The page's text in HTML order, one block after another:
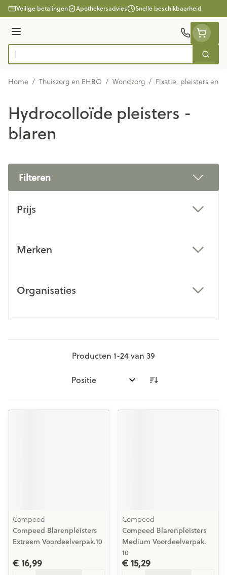
Ga naar de inhoud
Veilige betalingen Apothekersadvies Snelle beschikbaarheid
Menu
Product, merk, categorie...
Zoek
Home / Thuiszorg en EHBO / Wondzorg / Fixatie, pleisters en
Hydrocolloïde pleisters -
blaren
Filteren
Prijs
Merken
Organisaties
Producten 1-24van 39
Sorteer op:
Compeed
Compeed Blarenpleisters
Extreem Voordeelverpak.10
€ 16,99
Compeed
Compeed Blarenpleisters
Medium Voordeelverpak.
10
€ 15,29